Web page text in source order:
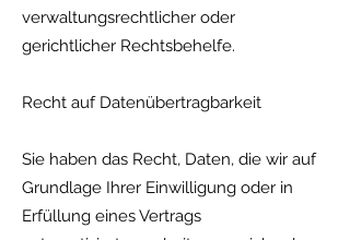
verwaltungsrechtlicher oder
gerichtlicher Rechtsbehelfe.
Recht auf Datenübertragbarkeit
Sie haben das Recht, Daten, die wir auf
Grundlage Ihrer Einwilligung oder in
Erfüllung eines Vertrags